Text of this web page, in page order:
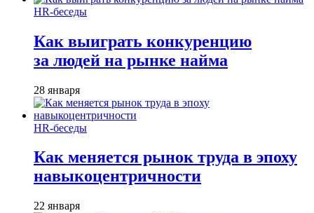
HR-беседы
Как выиграть конкуренцию
за людей на рынке найма
28 января
HR-беседы
Как меняется рынок труда в эпоху
навыкоцентричности
22 января